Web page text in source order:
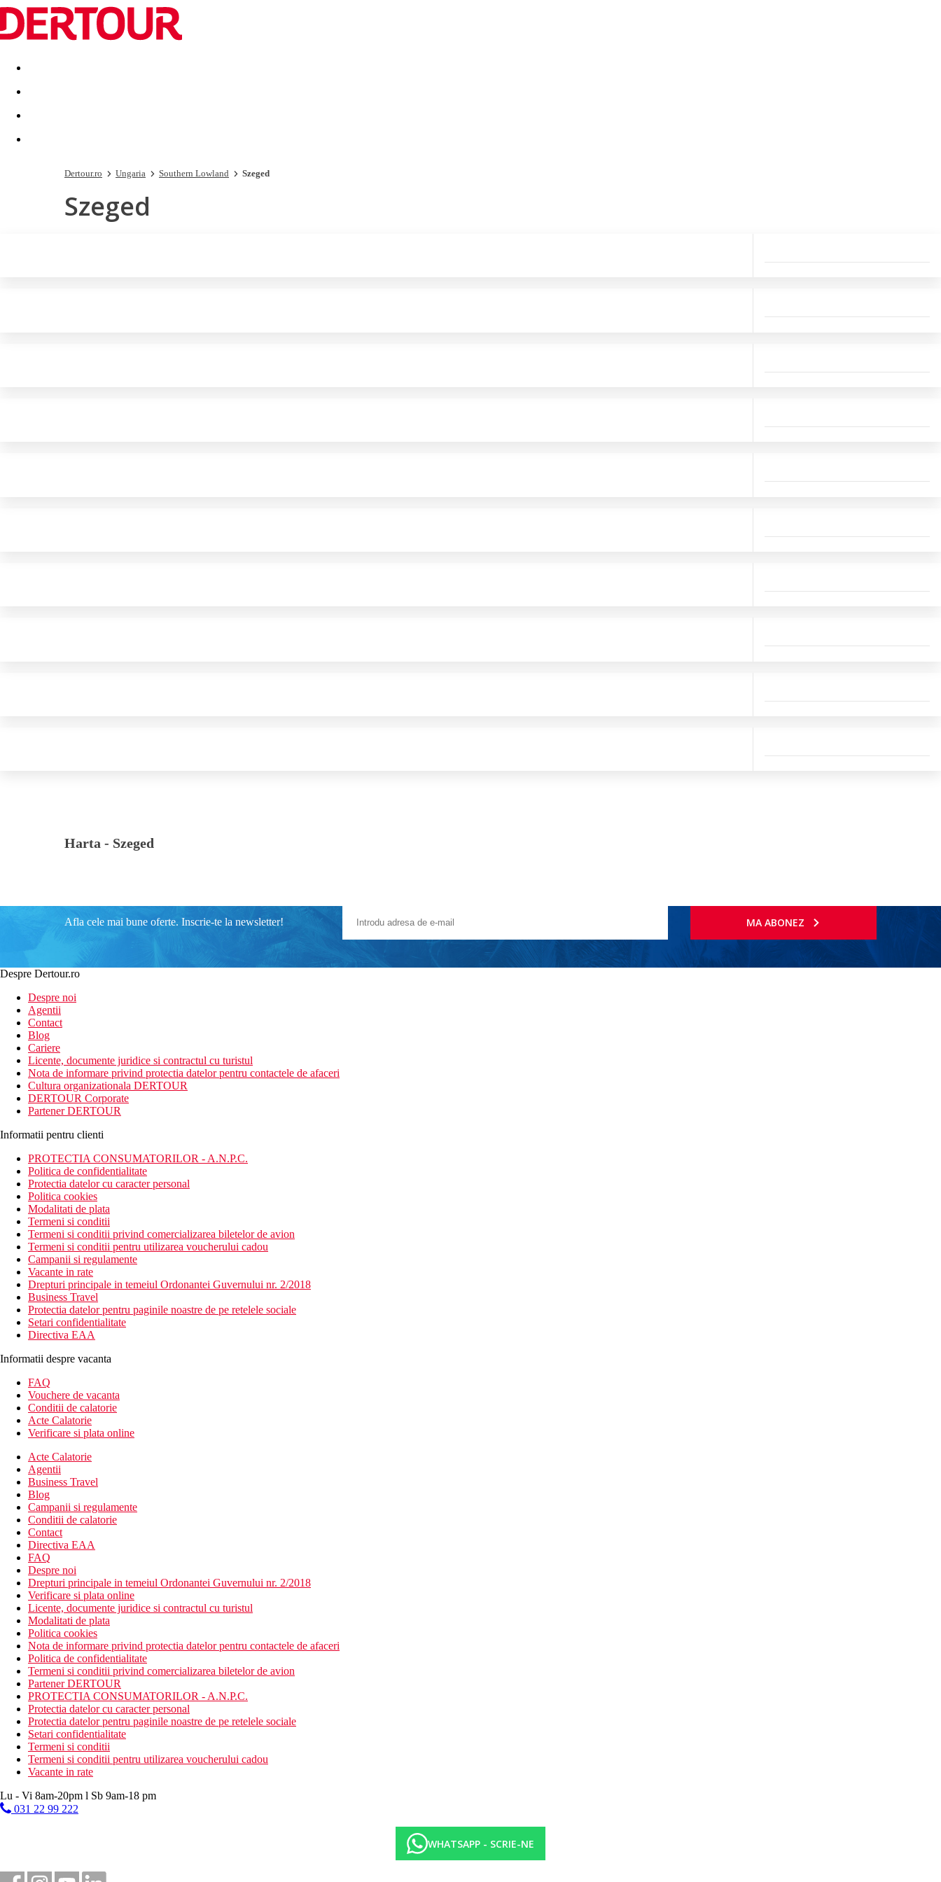
Destinatii Vacanta perfecta OFERTE DE NERATAT
Dertour.ro Ungaria Southern Lowland Szeged
Szeged
Harta - Szeged
Afla cele mai bune oferte. Inscrie-te la newsletter! MA ABONEZ
Despre Dertour.ro
Despre noi
Agentii
Contact
Blog
Cariere
Licente, documente juridice si contractul cu turistul
Nota de informare privind protectia datelor pentru contactele de afaceri
Cultura organizationala DERTOUR
DERTOUR Corporate
Partener DERTOUR
Informatii pentru clienti
PROTECTIA CONSUMATORILOR - A.N.P.C.
Politica de confidentialitate
Protectia datelor cu caracter personal
Politica cookies
Modalitati de plata
Termeni si conditii
Termeni si conditii privind comercializarea biletelor de avion
Termeni si conditii pentru utilizarea voucherului cadou
Campanii si regulamente
Vacante in rate
Drepturi principale in temeiul Ordonantei Guvernului nr. 2/2018
Business Travel
Protectia datelor pentru paginile noastre de pe retelele sociale
Setari confidentialitate
Directiva EAA
Informatii despre vacanta
FAQ
Vouchere de vacanta
Conditii de calatorie
Acte Calatorie
Verificare si plata online
Acte Calatorie
Agentii
Business Travel
Blog
Campanii si regulamente
Conditii de calatorie
Contact
Directiva EAA
FAQ
Despre noi
Drepturi principale in temeiul Ordonantei Guvernului nr. 2/2018
Verificare si plata online
Licente, documente juridice si contractul cu turistul
Modalitati de plata
Politica cookies
Nota de informare privind protectia datelor pentru contactele de afaceri
Politica de confidentialitate
Termeni si conditii privind comercializarea biletelor de avion
Partener DERTOUR
PROTECTIA CONSUMATORILOR - A.N.P.C.
Protectia datelor cu caracter personal
Protectia datelor pentru paginile noastre de pe retelele sociale
Setari confidentialitate
Termeni si conditii
Termeni si conditii pentru utilizarea voucherului cadou
Vacante in rate
Lu - Vi 8am-20pm l Sb 9am-18 pm
031 22 99 222
WHATSAPP - SCRIE-NE